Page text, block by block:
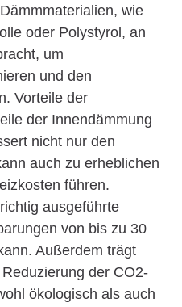
wie
oder Polystyrol, an
um
und den
Vorteile der
der Innendämmung
nicht nur den
auch zu erheblichen
führen.
ausgeführte
von bis zu 30
Außerdem trägt
der CO2-
ökologisch als auch